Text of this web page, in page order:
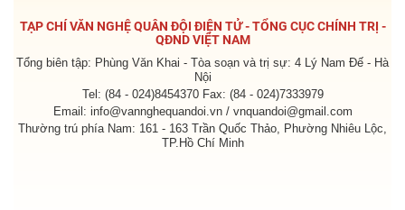
TẠP CHÍ VĂN NGHỆ QUÂN ĐỘI ĐIỆN TỬ - TỔNG CỤC CHÍNH TRỊ -
QĐND VIỆT NAM
Tổng biên tập: Phùng Văn Khai - Tòa soạn và trị sự: 4 Lý Nam Đế - Hà
Nội
Tel: (84 - 024)8454370 Fax: (84 - 024)7333979
Email: info@vannghequandoi.vn / vnquandoi@gmail.com
Thường trú phía Nam: 161 - 163 Trần Quốc Thảo, Phường Nhiêu Lộc,
TP.Hồ Chí Minh